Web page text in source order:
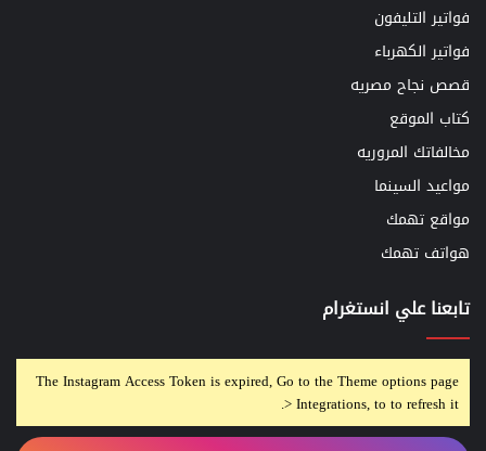
فواتير التليفون
فواتير الكهرباء
قصص نجاح مصريه
كتاب الموقع
مخالفاتك المروريه
مواعيد السينما
مواقع تهمك
هواتف تهمك
تابعنا علي انستغرام
The Instagram Access Token is expired, Go to the Theme options page
> Integrations, to to refresh it.